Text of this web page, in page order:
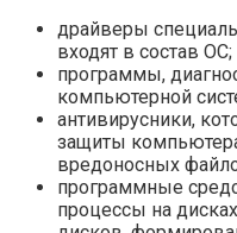
драйверы
входят в состав ОС;
программы,
компьютерной
антивирусники,
защиты
вредоносных
программные
процессы на